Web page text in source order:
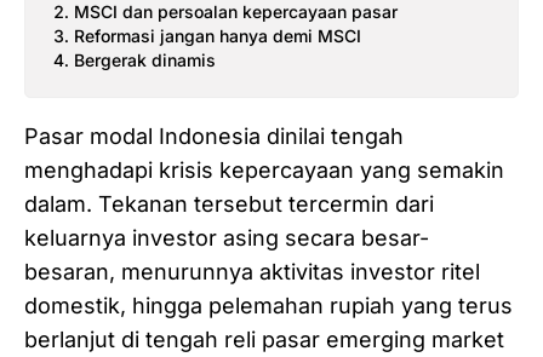
‎MSCI dan persoalan kepercayaan pasar
‎Reformasi jangan hanya demi MSCI‎
Bergerak dinamis
‎Pasar modal Indonesia dinilai tengah
menghadapi krisis kepercayaan yang semakin
dalam. Tekanan tersebut tercermin dari
keluarnya investor asing secara besar-
besaran, menurunnya aktivitas investor ritel
domestik, hingga pelemahan rupiah yang terus
berlanjut di tengah reli pasar emerging market